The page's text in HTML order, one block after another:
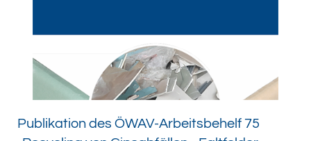
Publikation des ÖWAV-Arbeitsbehelf 75